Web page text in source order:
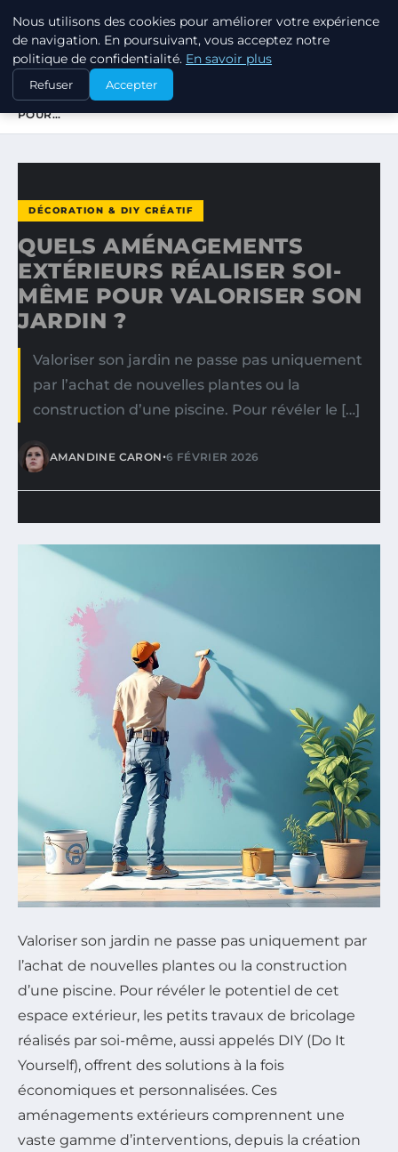
JARDINOTOP
ACCUEIL
DÉCORATION & DIY CRÉATIF
QUELS AMÉNAGEMENTS EXTÉRIEURS RÉALISER SOI-MÊME
POUR…
DÉCORATION & DIY CRÉATIF
QUELS AMÉNAGEMENTS
EXTÉRIEURS RÉALISER SOI-
MÊME POUR VALORISER SON
JARDIN ?
Valoriser son jardin ne passe pas uniquement
par l’achat de nouvelles plantes ou la
construction d’une piscine. Pour révéler le […]
AMANDINE CARON•6 FÉVRIER 2026
Valoriser son jardin ne passe pas uniquement par
l’achat de nouvelles plantes ou la construction
d’une piscine. Pour révéler le potentiel de cet
espace extérieur, les petits travaux de bricolage
réalisés par soi-même, aussi appelés DIY (Do It
Yourself), offrent des solutions à la fois
économiques et personnalisées. Ces
aménagements extérieurs comprennent une
vaste gamme d’interventions, depuis la création
Nous utilisons des cookies pour améliorer votre expérience
de navigation. En poursuivant, vous acceptez notre
politique de confidentialité. En savoir plus
Refuser Accepter